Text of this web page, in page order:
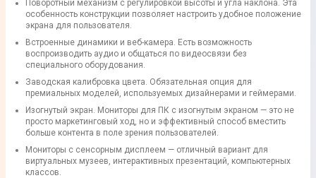
Поворотный механизм с регулировкой высоты и угла наклона. Эта
особенность конструкции позволяет настроить удобное положение
экрана для пользователя.
Встроенные динамики и веб-камера. Есть возможность
воспроизводить аудио и общаться по видеосвязи без
специального оборудования.
Заводская калибровка цвета. Обязательная опция для
премиальных моделей, используемых дизайнерами и геймерами.
Изогнутый экран. Мониторы для ПК с изогнутым экраном — это не
просто маркетинговый ход, но и эффективный способ вместить
больше контента в поле зрения пользователей.
Мониторы с сенсорным дисплеем — отличный вариант для
виртуальных музеев, интерактивных презентаций, компьютерных
классов.